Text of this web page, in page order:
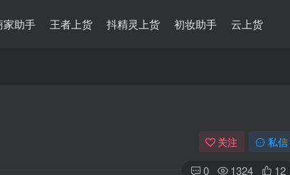
家助手 王者上货 抖精灵上货 初妆助手 云上货
关注 私信
0 1324 12